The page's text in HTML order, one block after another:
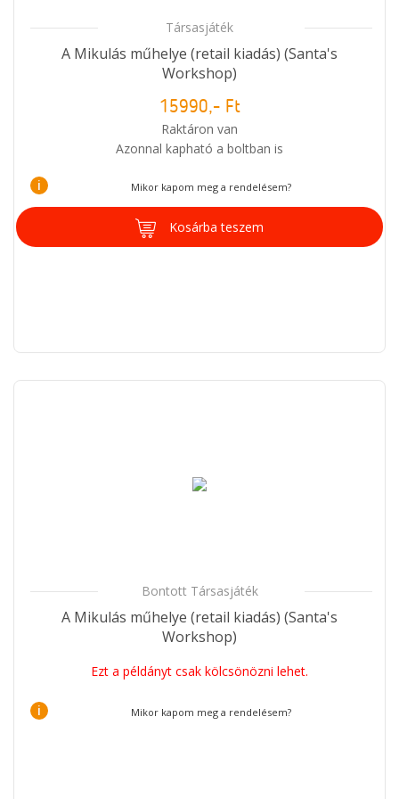
Társasjáték
A Mikulás műhelye (retail kiadás) (Santa's
Workshop)
15990,- Ft
Raktáron van
Azonnal kapható a boltban is
i Mikor kapom meg a rendelésem?
Kosárba teszem
Bontott Társasjáték
A Mikulás műhelye (retail kiadás) (Santa's
Workshop)
Ezt a példányt csak kölcsönözni lehet.
i Mikor kapom meg a rendelésem?